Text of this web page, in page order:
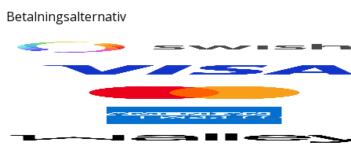
Betalningsalternativ